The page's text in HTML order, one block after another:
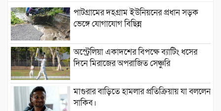
পাটগ্রামের দহগ্রাম ইউনিয়নের প্রধান সড়ক
ভেঙ্গে যোগাযোগ বিছিন্ন
অস্ট্রেলিয়া একাদশের বিপক্ষে ব্যাটিং ধসের
দিনে মিরাজের অপরাজিত সেঞ্চুরি
মাগুরার বাড়িতে হামলার প্রতিক্রিয়ায় যা বললেন
সাকিব।